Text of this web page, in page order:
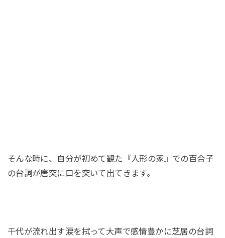
そんな時に、自分が初めて観た『人形の家』での百合子
の台詞が唐突に口を突いて出てきます。
千代が流れ出す涙を拭って大声で感情豊かに芝居の台詞